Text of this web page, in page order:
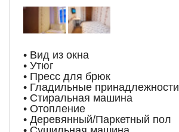
• Вид из окна
• Утюг
• Пресс для брюк
• Гладильные принадлежности
• Стиральная машина
• Отопление
• Деревянный/Паркетный пол